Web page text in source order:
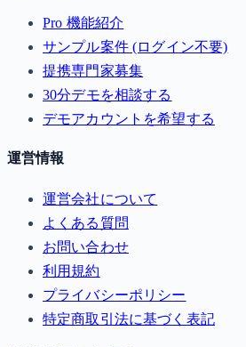
Pro 機能紹介
サンプル案件 (ログイン不要)
提携専門家募集
30分デモを相談する
デモアカウントを希望する
運営情報
運営会社について
よくある質問
お問い合わせ
利用規約
プライバシーポリシー
特定商取引法に基づく表記